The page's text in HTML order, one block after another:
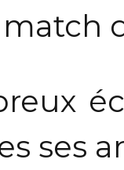
ses